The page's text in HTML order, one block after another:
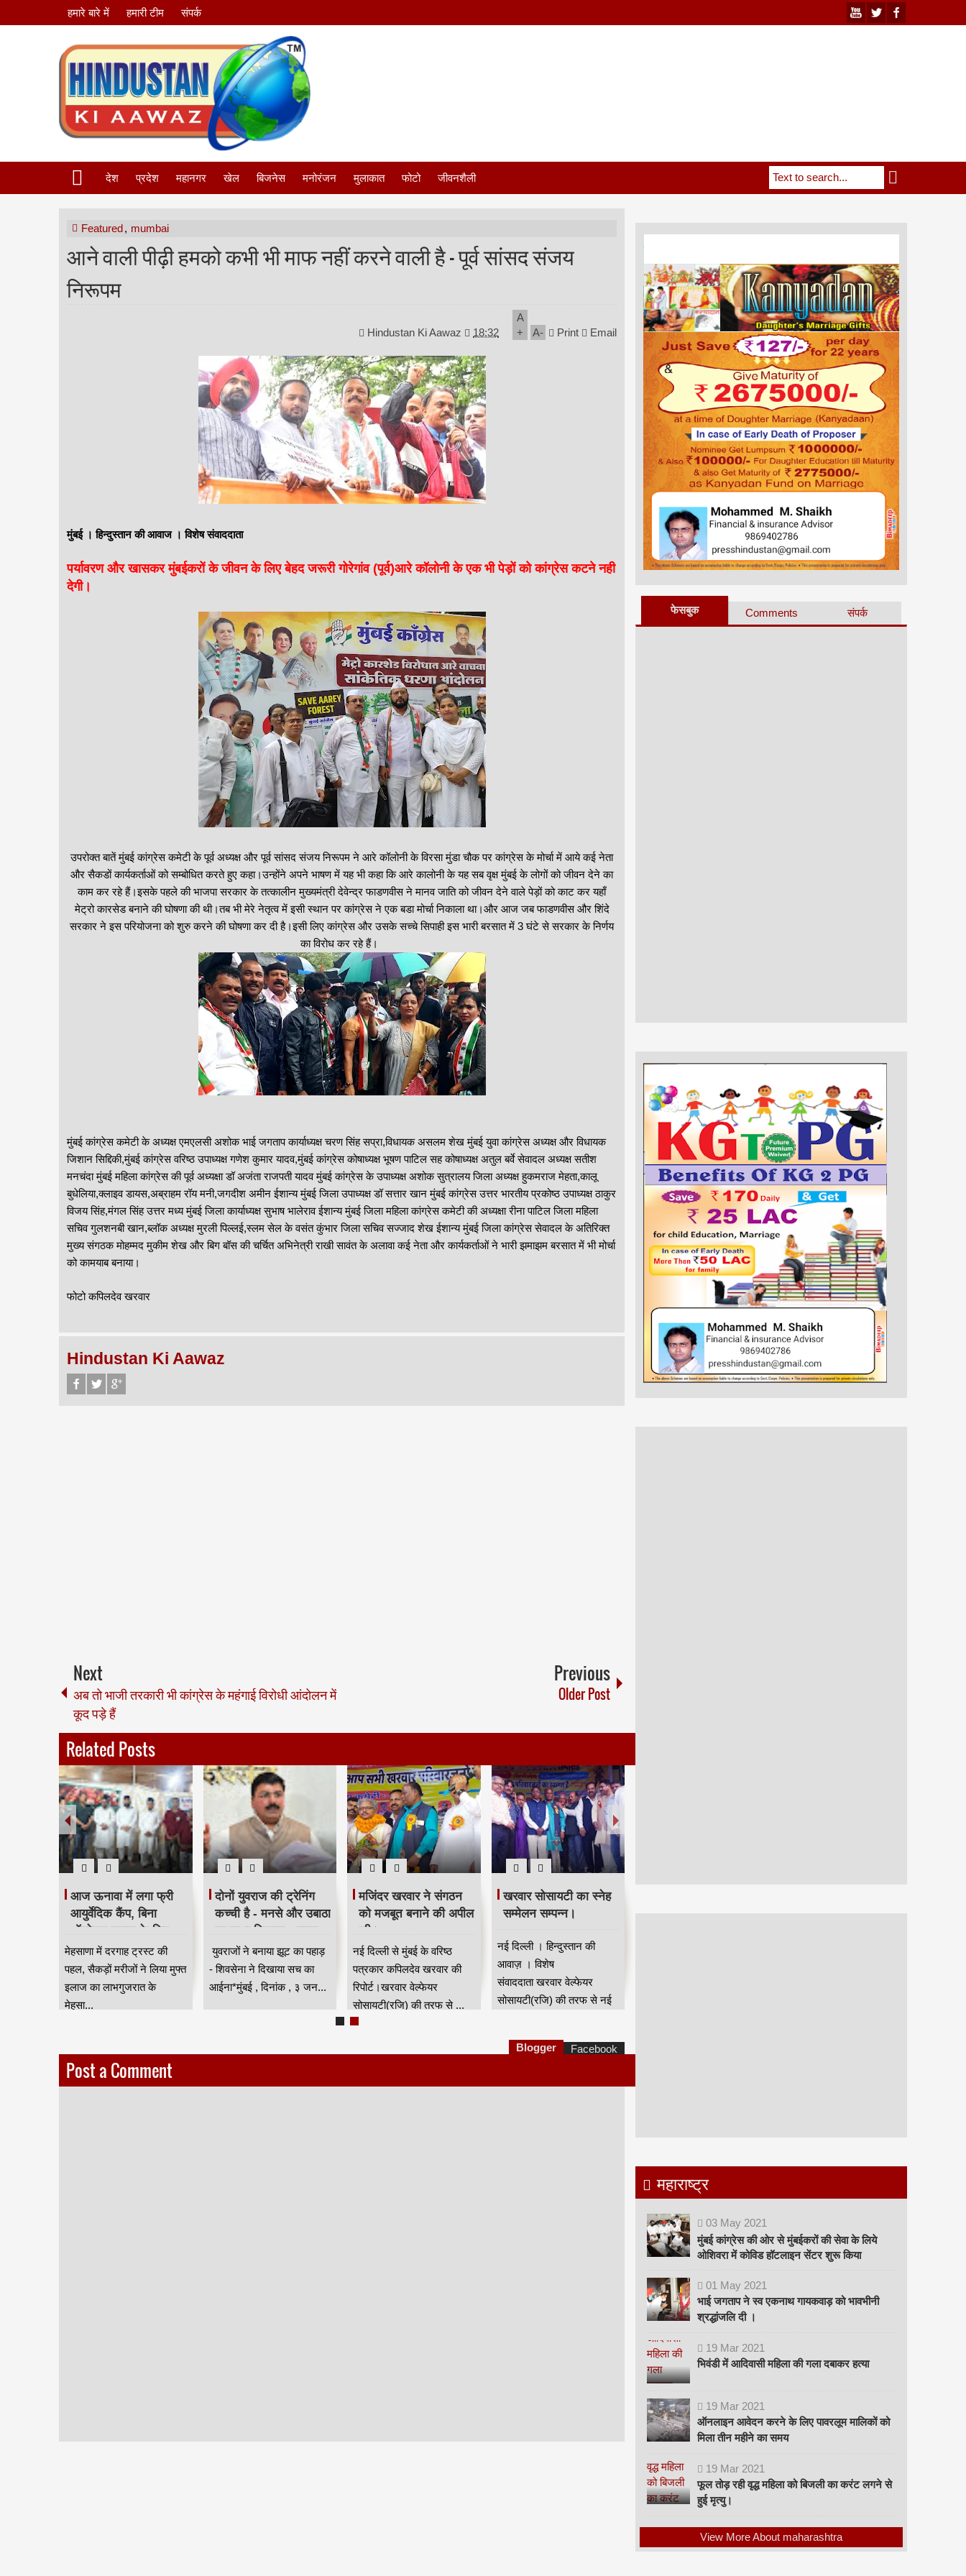
हमारे बारे में हमारी टीम संपर्क
देश प्रदेश महानगर खेल बिजनेस मनोरंजन मुलाकात फोटो जीवनशैली
Featured, mumbai
आने वाली पीढ़ी हमको कभी भी माफ नहीं करने वाली है - पूर्व सांसद संजय
निरूपम
Hindustan Ki Aawaz 18:32
A
+
A- Print Email
मुंबई । हिन्दुस्तान की आवाज । विशेष संवाददाता
पर्यावरण और खासकर मुंबईकरों के जीवन के लिए बेहद जरूरी गोरेगांव (पूर्व)आरे कॉलोनी के एक भी पेड़ों को कांग्रेस कटने नही
देगी।
उपरोक्त बातें मुंबई कांग्रेस कमेटी के पूर्व अध्यक्ष और पूर्व सांसद संजय निरूपम ने आरे कॉलोनी के विरसा मुंडा चौक पर कांग्रेस के मोर्चा में आये कई नेता
और सैकडों कार्यकर्ताओं को सम्बोधित करते हुए कहा।उन्होंने अपने भाषण में यह भी कहा कि आरे कालोनी के यह सब वृक्ष मुंबई के लोगों को जीवन देने का
काम कर रहे हैं।इसके पहले की भाजपा सरकार के तत्कालीन मुख्यमंत्री देवेन्द्र फाडणवीस ने मानव जाति को जीवन देने वाले पेड़ों को काट कर यहाँ
मेट्रो कारसेड बनाने की घोषणा की थी।तब भी मेरे नेतृत्व में इसी स्थान पर कांग्रेस ने एक बडा मोर्चा निकाला था।और आज जब फाडणवीस और शिंदे
सरकार ने इस परियोजना को शुरु करने की घोषणा कर दी है।इसी लिए कांग्रेस और उसके सच्चे सिपाही इस भारी बरसात में 3 घंटे से सरकार के निर्णय
का विरोध कर रहे हैं।
मुंबई कांग्रेस कमेटी के अध्यक्ष एमएलसी अशोक भाई जगताप कार्याध्यक्ष चरण सिंह सप्रा,विधायक असलम शेख मुंबई युवा कांग्रेस अध्यक्ष और विधायक
जिशान सिद्दिकी,मुंबई कांग्रेस वरिष्ठ उपाध्यक्ष गणेश कुमार यादव,मुंबई कांग्रेस कोषाध्यक्ष भूषण पाटिल सह कोषाध्यक्ष अतुल बर्वे सेवादल अध्यक्ष सतीश
मनचंदा मुंबई महिला कांग्रेस की पूर्व अध्यक्षा डॉ अजंता राजपती यादव मुंबई कांग्रेस के उपाध्यक्ष अशोक सुत्रालय जिला अध्यक्ष हुकमराज मेहता,कालू
बुधेलिया,क्लाइव डायस,अब्राहम रॉय मनी,जगदीश अमीन ईशान्य मुंबई जिला उपाध्यक्ष डॉ सत्तार खान मुंबई कांग्रेस उत्तर भारतीय प्रकोष्ठ उपाध्यक्ष ठाकुर
विजय सिंह,मंगल सिंह उत्तर मध्य मुंबई जिला कार्याध्यक्ष सुभाष भालेराव ईशान्य मुंबई जिला महिला कांग्रेस कमेटी की अध्यक्षा रीना पाटिल जिला महिला
सचिव गुलशनबी खान,ब्लॉक अध्यक्ष मुरली पिल्लई,स्लम सेल के वसंत कुंभार जिला सचिव सज्जाद शेख ईशान्य मुंबई जिला कांग्रेस सेवादल के अतिरिक्त
मुख्य संगठक मोहम्मद मुकीम शेख और बिग बॉस की चर्चित अभिनेत्री राखी सावंत के अलावा कई नेता और कार्यकर्ताओं ने भारी झमाझम बरसात में भी मोर्चा
को कामयाब बनाया।
फोटो कपिलदेव खरवार
Hindustan Ki Aawaz
Next
अब तो भाजी तरकारी भी कांग्रेस के महंगाई विरोधी आंदोलन में
कूद पड़े हैं
Previous
Older Post
Related Posts
आज ऊनावा में लगा फ्री
आयुर्वेदिक कैंप, बिना
ऑपरेशन इलाज के लिए
उमड़ी भीड़ HKA
मेहसाणा में दरगाह ट्रस्ट की
पहल, सैकड़ों मरीजों ने लिया मुफ्त
इलाज का लाभगुजरात के
मेहसा...
दोनों युवराज की ट्रेनिंग
कच्ची है - मनसे और उबाठा
पर साधा निशाना - राहुल
शेवाले
युवराजों ने बनाया झूट का पहाड़
- शिवसेना ने दिखाया सच का
आईना*मुंबई , दिनांक , ३ जन...
मजिंदर खरवार ने संगठन
को मजबूत बनाने की अपील
की।
नई दिल्ली से मुंबई के वरिष्ठ
पत्रकार कपिलदेव खरवार की
रिपोर्ट।खरवार वेल्फेयर
सोसायटी(रजि) की तरफ से ...
खरवार सोसायटी का स्नेह
सम्मेलन सम्पन्न।
नई दिल्ली । हिन्दुस्तान की
आवाज़ । विशेष
संवाददाता खरवार वेल्फेयर
सोसायटी(रजि) की तरफ से नई
Post a Comment
Blogger Facebook
फेसबुक Comments संपर्क
महाराष्ट्र
03 May 2021
मुंबई कांग्रेस की ओर से मुंबईकरों की सेवा के लिये
ओशिवरा में कोविड हॉटलाइन सेंटर शुरू किया
01 May 2021
भाई जगताप ने स्व एकनाथ गायकवाड़ को भावभीनी
श्रद्धांजलि दी ।
19 Mar 2021
भिवंडी में आदिवासी महिला की गला दबाकर हत्या
19 Mar 2021
ऑनलाइन आवेदन करने के लिए पावरलूम मालिकों को
मिला तीन महीने का समय
19 Mar 2021
फूल तोड़ रही वृद्ध महिला को बिजली का करंट लगने से
हुई मृत्यु।
View More About maharashtra